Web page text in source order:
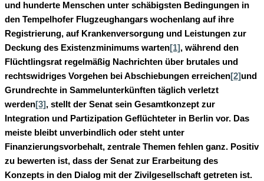
und hunderte Menschen unter schäbigsten Bedingungen in
den Tempelhofer Flugzeughangars wochenlang auf ihre
Registrierung, auf Krankenversorgung und Leistungen zur
Deckung des Existenzminimums warten[1], während den
Flüchtlingsrat regelmäßig Nachrichten über brutales und
rechtswidriges Vorgehen bei Abschiebungen erreichen[2]und
Grundrechte in Sammelunterkünften täglich verletzt
werden[3], stellt der Senat sein Gesamtkonzept zur
Integration und Partizipation Geflüchteter in Berlin vor. Das
meiste bleibt unverbindlich oder steht unter
Finanzierungsvorbehalt, zentrale Themen fehlen ganz. Positiv
zu bewerten ist, dass der Senat zur Erarbeitung des
Konzepts in den Dialog mit der Zivilgesellschaft getreten ist.